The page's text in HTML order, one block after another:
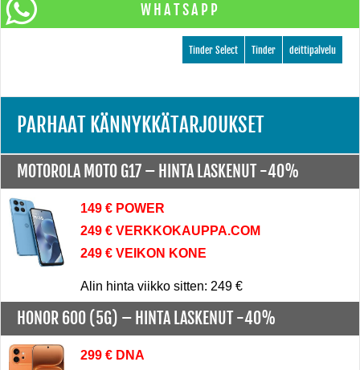
WHATSAPP
deittipalvelu
Tinder
Tinder Select
PARHAAT KÄNNYKKÄTARJOUKSET
MOTOROLA MOTO G17 – HINTA LASKENUT -40%
149 € POWER
249 € VERKKOKAUPPA.COM
249 € VEIKON KONE
Alin hinta viikko sitten: 249 €
HONOR 600 (5G) – HINTA LASKENUT -40%
299 € DNA